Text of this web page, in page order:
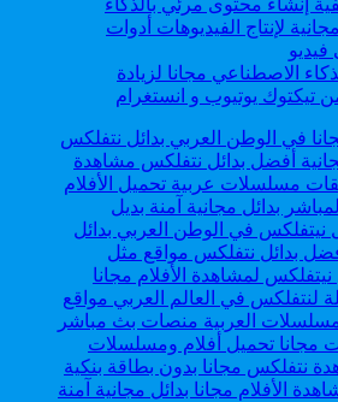
الاصطناعي مجانا لزيادة
من تيكتوك يوتيوب و انستغرام